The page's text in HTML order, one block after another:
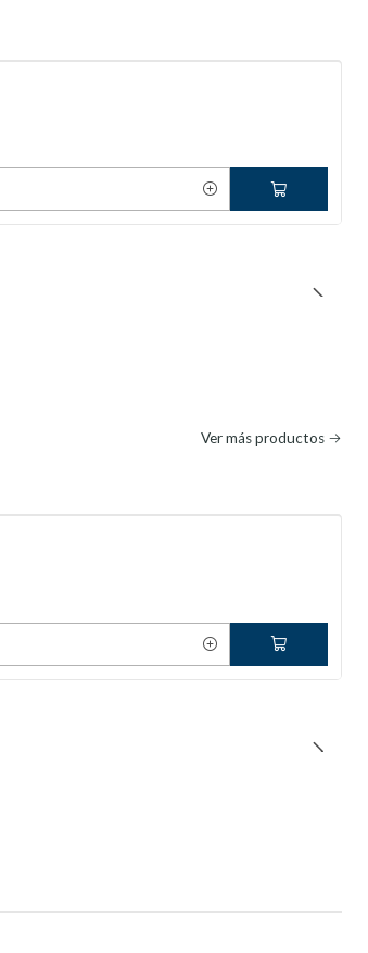
Ver más productos